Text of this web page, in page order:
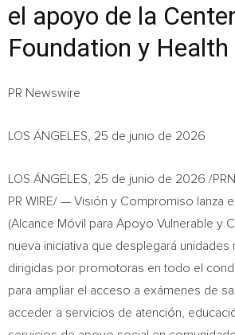
el apoyo de la
Foundation y
PR Newswire
LOS ÁNGELES, 25 de junio de 2026
LOS ÁNGELES 25 de junio de 2026 /
PR WIRE/ — Visión y Compromiso lanza
(Alcance Móvil para Apoyo Vulnerable y
nueva iniciativa que desplegará unidades
dirigidas por promotoras en todo el
para ampliar el acceso a exámenes de
acceder a servicios de atención,